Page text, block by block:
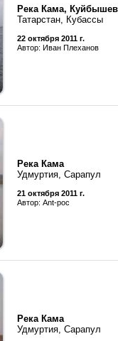
Река Кама,
Татарстан, Кубассы
22 октября 2011 г.
Автор: Иван Плеханов
Река Кама
Удмуртия, Сарапул
21 октября 2011 г.
Автор: Ant-poc
Река Кама
Удмуртия, Сарапул